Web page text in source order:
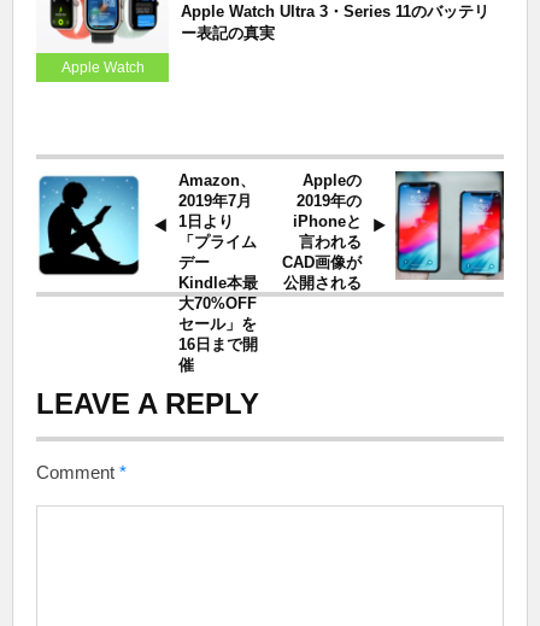
Apple Watch
Apple Watch Ultra 3・Series 11のバッテリ
ー表記の真実
Amazon、
2019年7月
1日より
「プライム
デー
Kindle本最
大70%OFF
セール」を
16日まで開
催
Appleの
2019年の
iPhoneと
言われる
CAD画像が
公開される
LEAVE A REPLY
Comment *